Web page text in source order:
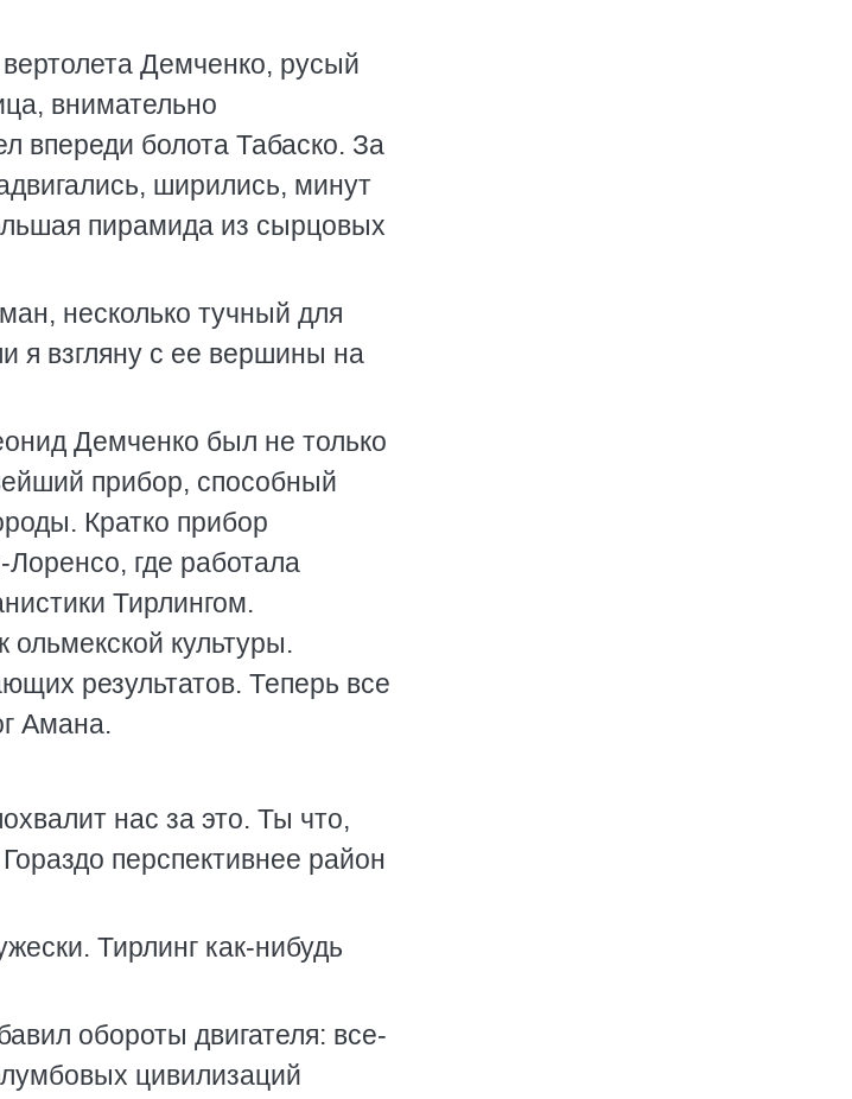
Демченко, русый
внимательно
впереди болота Табаско. За
ширились, минут
пирамида из сырцовых
несколько тучный для
я взгляну с ее вершины на
Демченко был не только
прибор, способный
Кратко прибор
где работала
Тирлингом.
ольмекской культуры.
результатов. Теперь все
Амана.
нас за это. Ты что,
перспективнее район
Тирлинг как-нибудь
обороты двигателя: все-
цивилизаций